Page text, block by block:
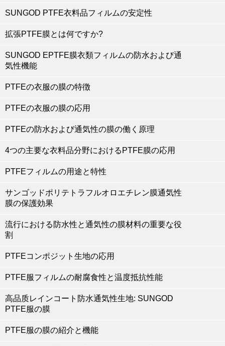
SUNGOD PTFE衣料品フィルムの安定性
拡張PTFE膜とは何ですか?
SUNGOD EPTFE膜衣類フィルムの防水および通
気性機能
PTFEの衣服の膜の特徴
PTFEの衣服の膜の応用
PTFEの防水および通気性の膜の働く原理
4つの主要な衣料品分野におけるPTFE膜の応用
PTFEフィルムの用途と特性
サンゴッドポリテトラフルオロエチレン膜通気性
膜の保護効果
流行における防水性と通気性の膜材料の重要な役
割
PTFEコンポジット生地の応用
PTFE服フィルムの耐腐食性と温度抵抗性能
高品质レインコート防水通気性生地: SUNGOD
PTFE服の膜
PTFE服の膜の紹介と機能